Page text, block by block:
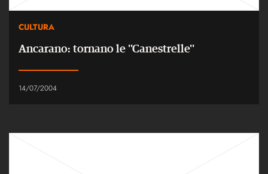
CULTURA
Ancarano: tornano le ''Canestrelle''
14/07/2004